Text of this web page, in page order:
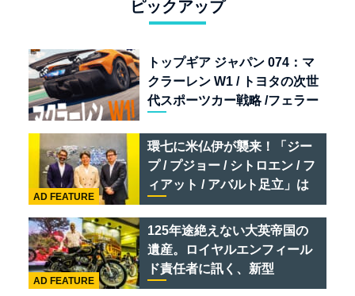
ピックアップ
トップギア ジャパン 074：マ
クラーレン W1 / トヨタの次世
代スポーツカー戦略 /フェラー
リオ /ベントレー スーパース
ポーツ
環七に米仏伊が襲来！「ジー
プ / プジョー / シトロエン / フ
ィアット / アバルト足立」は
クルマのセレクトショップで
ある
AD FEATURE
125年途絶えない大英帝国の
遺産。ロイヤルエンフィール
ド責任者に訊く、新型
「BULLET 650」と“時間の
AD FEATURE